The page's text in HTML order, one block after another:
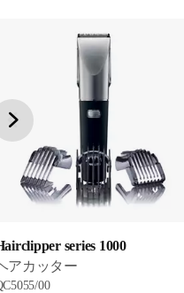
series 1000
アカッター
00